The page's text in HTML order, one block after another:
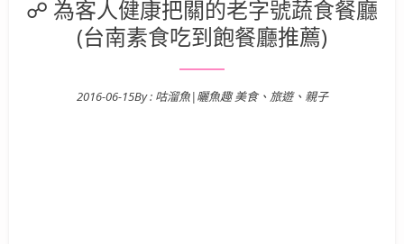
☍ 為客人健康把關的老字號蔬食餐廳
(台南素食吃到飽餐廳推薦)
Posted on
2016-06-15By : 咕溜魚|曬魚趣 美食、旅遊、親子